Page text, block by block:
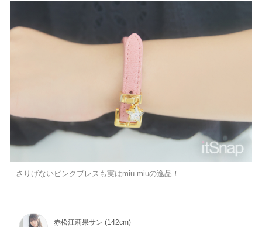
さりげないピンクブレスも実はmiu miuの逸品！
赤松江莉果サン (142cm)